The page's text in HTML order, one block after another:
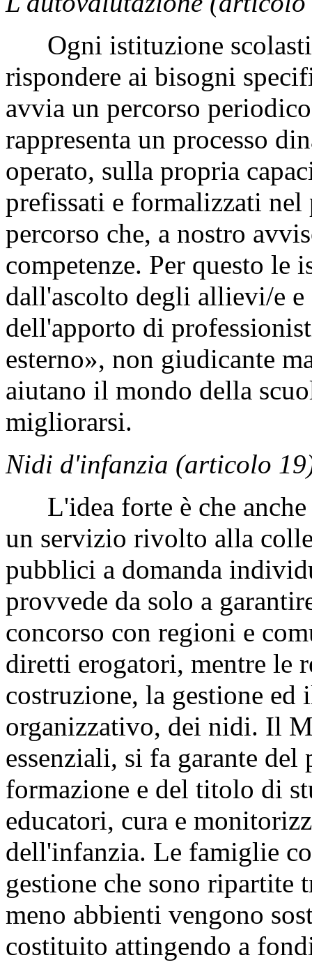
Ogni istituzione
rispondere ai bisogni
avvia un percorso
rappresenta un processo
operato, sulla propria
prefissati e formalizzati
percorso che, a nostro
competenze. Per questo le
dall'ascolto degli allievi/e
dell'apporto di
esterno», non giudicante
aiutano il mondo della
migliorarsi.
Nidi d'infanzia (articolo
L'idea forte è che anche
un servizio rivolto alla
pubblici a domanda
provvede da solo a
concorso con regioni e
diretti erogatori, mentre le
costruzione, la gestione
organizzativo, dei nidi. Il
essenziali, si fa garante
formazione e del titolo di
educatori, cura e
dell'infanzia. Le famiglie
gestione che sono ripartite
meno abbienti vengono
costituito attingendo a